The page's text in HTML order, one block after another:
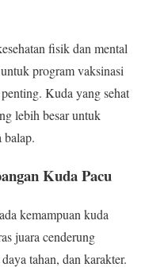
fisik dan mental
program vaksinasi
Kuda yang sehat
lebih besar untuk
balap.
Kuda Pacu
kemampuan kuda
juara cenderung
tahan, dan karakter.